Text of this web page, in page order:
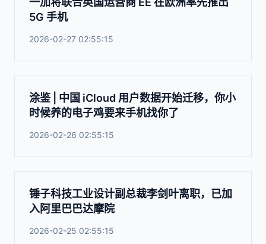
5G 手机
2026-02-27 02:55:15
涂鉴 | 中国 iCloud 用户数据开始迁移，你小
时候养的电子鸡要来手机找你了
2026-02-26 02:55:15
锤子科技工业设计副总裁李剑叶离职，已加
入阿里巴巴达摩院
2026-02-25 02:55:15